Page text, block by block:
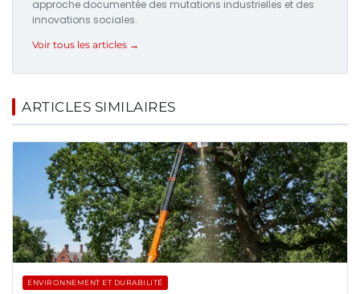
approche documentée des mutations industrielles et des
innovations sociales.
Voir tous les articles →
ARTICLES SIMILAIRES
ENVIRONNEMENT ET DURABILITÉ